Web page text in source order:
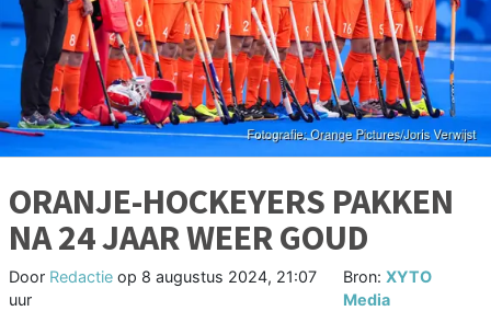
ORANJE-HOCKEYERS PAKKEN
NA 24 JAAR WEER GOUD
Door Redactie op 8 augustus 2024, 21:07
uur
Bron:XYTO
Media